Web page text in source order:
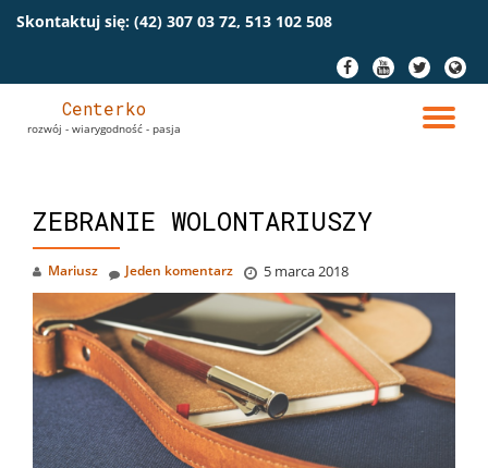
Skontaktuj się: (42) 307 03 72, 513 102 508
fa-
facebook
fa-
youtube
fa-
twitter
fa-
globe
Centerko
rozwój - wiarygodność - pasja
ZEBRANIE WOLONTARIUSZY
Mariusz 5 marca 2018
Jeden komentarz